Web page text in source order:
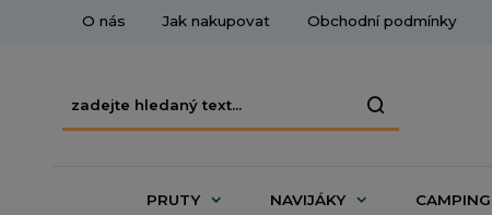
O nás Jak nakupovat Obchodní podmínky
PRUTY NAVIJÁKY CAMPING